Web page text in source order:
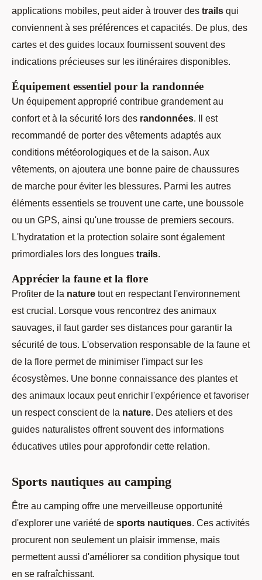
applications mobiles, peut aider à trouver des trails qui
conviennent à ses préférences et capacités. De plus, des
cartes et des guides locaux fournissent souvent des
indications précieuses sur les itinéraires disponibles.
Équipement essentiel pour la randonnée
Un équipement approprié contribue grandement au
confort et à la sécurité lors des randonnées. Il est
recommandé de porter des vêtements adaptés aux
conditions météorologiques et de la saison. Aux
vêtements, on ajoutera une bonne paire de chaussures
de marche pour éviter les blessures. Parmi les autres
éléments essentiels se trouvent une carte, une boussole
ou un GPS, ainsi qu'une trousse de premiers secours.
L'hydratation et la protection solaire sont également
primordiales lors des longues trails.
Apprécier la faune et la flore
Profiter de la nature tout en respectant l'environnement
est crucial. Lorsque vous rencontrez des animaux
sauvages, il faut garder ses distances pour garantir la
sécurité de tous. L'observation responsable de la faune et
de la flore permet de minimiser l'impact sur les
écosystèmes. Une bonne connaissance des plantes et
des animaux locaux peut enrichir l'expérience et favoriser
un respect conscient de la nature. Des ateliers et des
guides naturalistes offrent souvent des informations
éducatives utiles pour approfondir cette relation.
Sports nautiques au camping
Être au camping offre une merveilleuse opportunité
d'explorer une variété de sports nautiques. Ces activités
procurent non seulement un plaisir immense, mais
permettent aussi d'améliorer sa condition physique tout
en se rafraîchissant.